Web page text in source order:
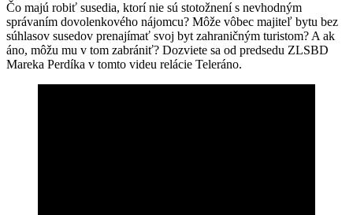
Čo majú robiť susedia, ktorí nie sú stotožnení s nevhodným
správaním dovolenkového nájomcu? Môže vôbec majiteľ bytu bez
súhlasov susedov prenajímať svoj byt zahraničným turistom? A ak
áno, môžu mu v tom zabrániť? Dozviete sa od predsedu ZLSBD
Mareka Perdíka v tomto videu relácie Teleráno.